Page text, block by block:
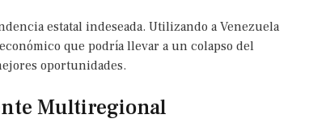
estatal indeseada. Utilizando a Venezuela
que podría llevar a un colapso del
oportunidades.
Multiregional